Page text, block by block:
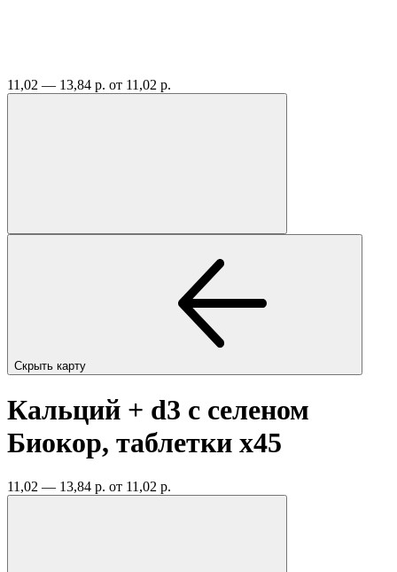
11,02 — 13,84 р. от 11,02 р.
Скрыть карту
Кальций + d3 с селеном
Биокор, таблетки x45
11,02 — 13,84 р. от 11,02 р.